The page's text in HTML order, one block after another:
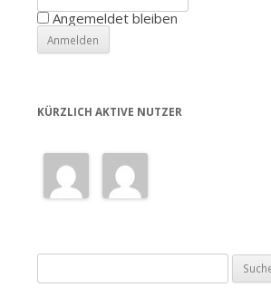
Angemeldet bleiben
KÜRZLICH AKTIVE NUTZER
u